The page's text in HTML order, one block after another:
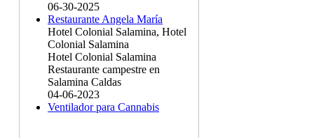
06-30-2025
Restaurante Angela María
Hotel Colonial Salamina, Hotel
Colonial Salamina
Hotel Colonial Salamina
Restaurante campestre en
Salamina Caldas
04-06-2023
Ventilador para Cannabis